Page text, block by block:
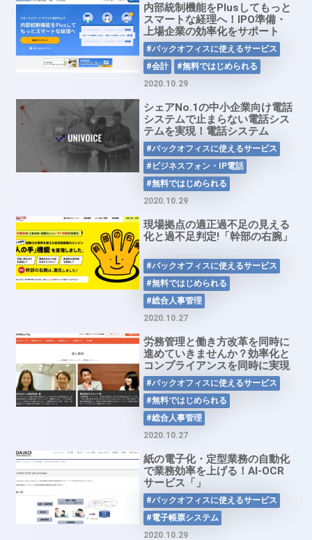
内部統制機能をPlusしてもっと
スマートな経理へ！IPO準備・
上場企業の効率化をサポート
「マネーフォワードクラウド会
計Plus」
#バックオフィスに使えるサービス
#会計
#無料ではじめられる
2020.10.29
シェアNo.1の中小企業向け電話
システムで止まらない電話シス
テムを実現！電話システム
「UNIVOICE」
#バックオフィスに使えるサービス
#ビジネスフォン・IP電話
#無料ではじめられる
2020.10.29
現場拠点の適正過不足の見える
化と過不足判定!「幹部の右腕」
#バックオフィスに使えるサービス
#無料ではじめられる
#総合人事管理
2020.10.27
労務管理と働き方改革を同時に
進めていきませんか？効率化と
コンプライアンスを同時に実現
可能な勤怠管理システム
「MINAGINE人事評価システ
ム」
#バックオフィスに使えるサービス
#無料ではじめられる
#総合人事管理
2020.10.27
紙の電子化・定型業務の自動化
で業務効率を上げる！AI-OCR
サービス「」
#バックオフィスに使えるサービス
#電子帳票システム
2020.10.29